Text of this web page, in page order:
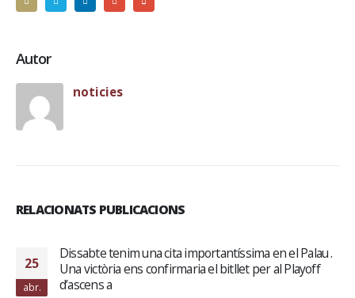
Autor
noticies
RELACIONATS PUBLICACIONS
25
abr.
Dissabte tenim una cita importantíssima en el Palau .
Una victòria ens confirmaria el bitllet per al Playoff
d’ascens a